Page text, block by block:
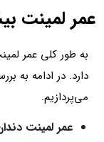
عمر لمینت
به طور کلی عمر
دارد. در ادامه به
می‌پردازیم.
عمر لمینت